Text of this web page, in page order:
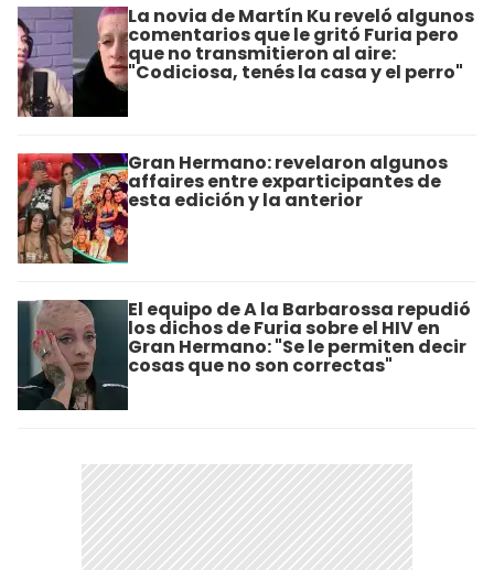
La novia de Martín Ku reveló algunos
comentarios que le gritó Furia pero
que no transmitieron al aire:
"Codiciosa, tenés la casa y el perro"
Gran Hermano: revelaron algunos
affaires entre exparticipantes de
esta edición y la anterior
El equipo de A la Barbarossa repudió
los dichos de Furia sobre el HIV en
Gran Hermano: "Se le permiten decir
cosas que no son correctas"